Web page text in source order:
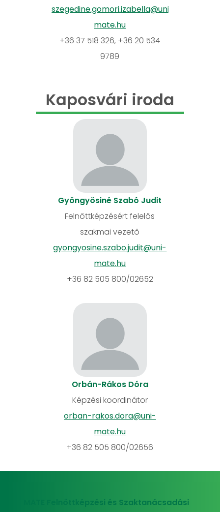
szegedine.gomori.izabella@uni-
mate.hu
+36 37 518 326, +36 20 534
9789
Kaposvári iroda
Gyöngyösiné Szabó Judit
Felnőttképzésért felelős
szakmai vezető
gyongyosine.szabo.judit@uni-
mate.hu
+36 82 505 800/02652
Orbán-Rákos Dóra
Képzési koordinátor
orban-rakos.dora@uni-
mate.hu
+36 82 505 800/02656
MATE Felnőttképzési és Szaktanácsadási